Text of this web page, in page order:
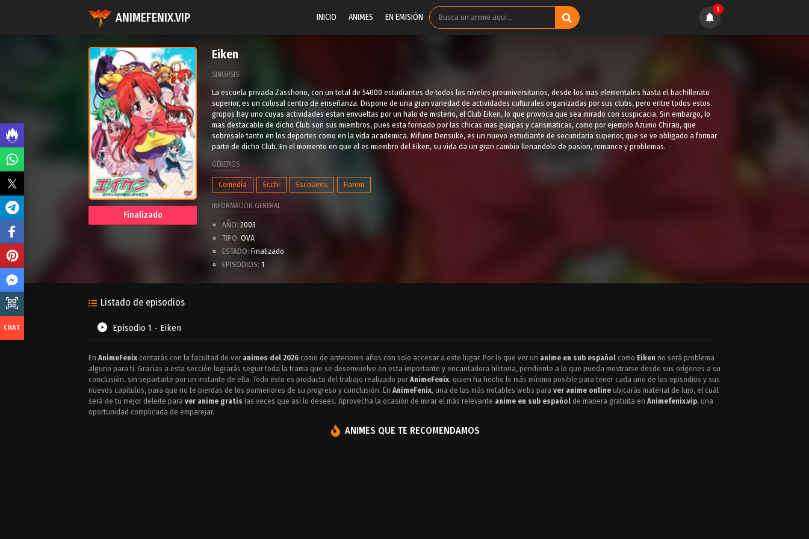
ANIMEFENIX.VIP INICIO ANIMES EN EMISIÓN
1
Finalizado
Eiken
SINOPSIS
La escuela privada Zasshono, con un total de 54000 estudiantes de todos los niveles preuniversitarios, desde los mas elementales hasta el bachillerato
superior, es un colosal centro de enseñanza. Dispone de una gran variedad de actividades culturales organizadas por sus clubs, pero entre todos estos
grupos hay uno cuyas actividades estan envueltas por un halo de misterio, el Club Eiken, lo que provoca que sea mirado con suspicacia. Sin embargo, lo
mas destacable de dicho Club son sus miembros, pues esta formado por las chicas mas guapas y carismaticas, como por ejemplo Azumo Chirau, que
sobresale tanto en los deportes como en la vida academica. Mifune Densuke, es un nuevo estudiante de secundaria superior, que se ve obligado a formar
parte de dicho Club. En el momento en que el es miembro del Eiken, su vida da un gran cambio llenandole de pasion, romance y problemas.
GÉNEROS
Comedia Ecchi Escolares Harem
INFORMACIÓN GENERAL
AÑO: 2003
TIPO: OVA
ESTADO: Finalizado
EPISODIOS: 1
Listado de episodios
Episodio 1 - Eiken
En AnimeFenix contarás con la facultad de ver animes del 2026 como de anteriores años con solo accesar a este lugar. Por lo que ver un anime en sub español como Eiken no será problema
alguno para ti. Gracias a esta sección lograrás seguir toda la trama que se desenvuelve en esta importante y encantadora historia, pendiente a lo que pueda mostrarse desde sus orígenes a su
conclusión, sin separtarte por un instante de ella. Todo esto es producto del trabajo realizado por AnimeFenix, quien ha hecho lo más mínimo posible para tener cada uno de los episodios y sus
nuevos capítulos, para que no te pierdas de los pormenores de su progreso y conclusión. En AnimeFenix, una de las más notables webs para ver anime online ubicarás material de lujo, el cuál
será de tu mejor deleite para ver anime gratis las veces que así lo desees. Aprovecha la ocasión de mirar el más relevante anime en sub español de manera gratuita en Animefenix.vip, una
oportunidad complicada de emparejar.
ANIMES QUE TE RECOMENDAMOS